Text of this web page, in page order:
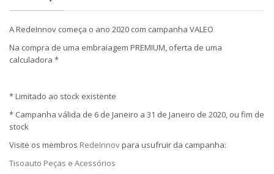
A RedeInnov começa o ano 2020 com campanha VALEO
Na compra de uma embraiagem PREMIUM, oferta de uma
calculadora *
* Limitado ao stock existente
* Campanha válida de 6 de Janeiro a 31 de Janeiro de 2020, ou fim de
stock
Visite os membros RedeInnovpara usufruir da campanha:
Tisoauto Peças e Acessórios